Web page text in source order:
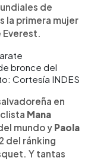
de
la primera mujer
Everest.
bronce del
Cortesía INDES
en
Mana
mundo y Paola
del ránking
Y tantas